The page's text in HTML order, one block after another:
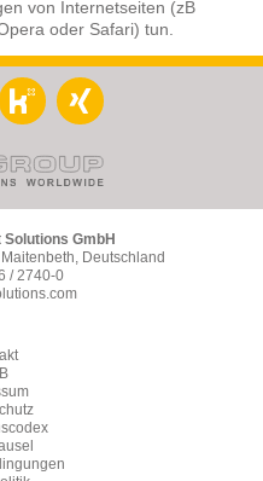
von Internetseiten (zB
oder Safari) tun.
Solutions GmbH
Deutschland
/ 2740-0